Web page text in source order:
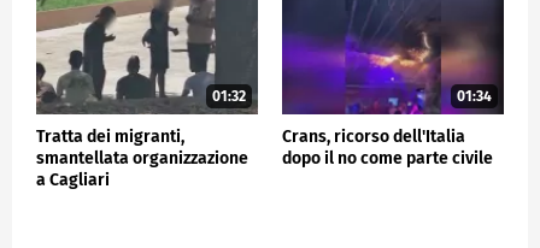
01:32
Tratta dei migranti,
smantellata organizzazione
a Cagliari
01:34
Crans, ricorso dell'Italia
dopo il no come parte civile